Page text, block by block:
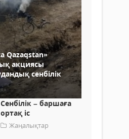
Qazaqstan»
акциясы
сенбілік
Сенбілік – баршаға
ортақ іс
Жаңалықтар